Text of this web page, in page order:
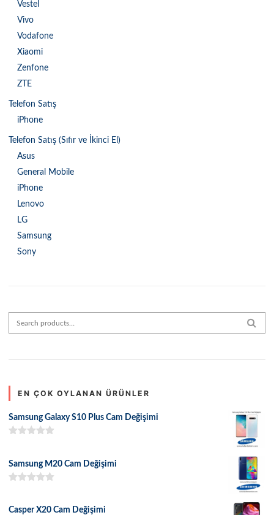
Vestel
Vivo
Vodafone
Xiaomi
Zenfone
ZTE
Telefon Satış
iPhone
Telefon Satış (Sıfır ve İkinci El)
Asus
General Mobile
iPhone
Lenovo
LG
Samsung
Sony
Search for:
EN ÇOK OYLANAN ÜRÜNLER
Samsung Galaxy S10 Plus Cam Değişimi
Samsung M20 Cam Değişimi
Casper X20 Cam Değişimi